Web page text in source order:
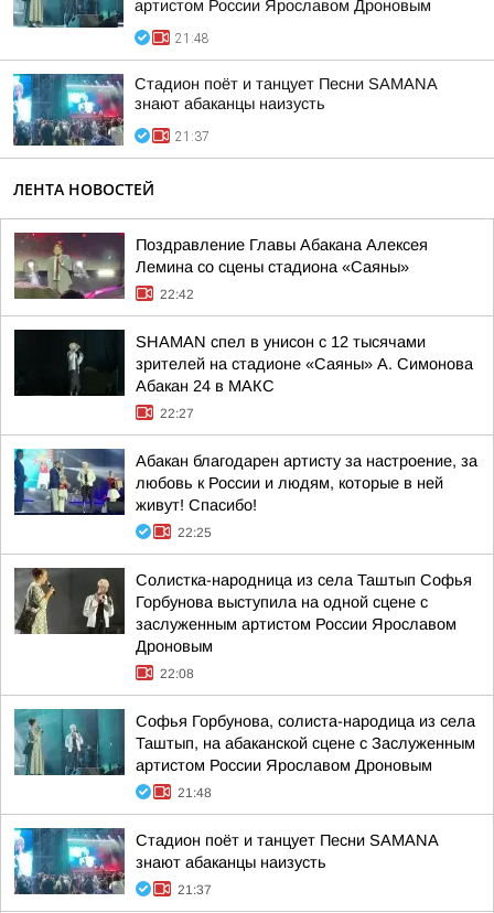
артистом России Ярославом Дроновым
21:48
Стадион поёт и танцует Песни SAMANA
знают абаканцы наизусть
21:37
ЛЕНТА НОВОСТЕЙ
Поздравление Главы Абакана Алексея
Лемина со сцены стадиона «Саяны»
22:42
SHAMAN спел в унисон с 12 тысячами
зрителей на стадионе «Саяны» А. Симонова
Абакан 24 в МАКС
22:27
Абакан благодарен артисту за настроение, за
любовь к России и людям, которые в ней
живут! Спасибо!
22:25
Солистка-народница из села Таштып Софья
Горбунова выступила на одной сцене с
заслуженным артистом России Ярославом
Дроновым
22:08
Софья Горбунова, солиста-народица из села
Таштып, на абаканской сцене с Заслуженным
артистом России Ярославом Дроновым
21:48
Стадион поёт и танцует Песни SAMANA
знают абаканцы наизусть
21:37